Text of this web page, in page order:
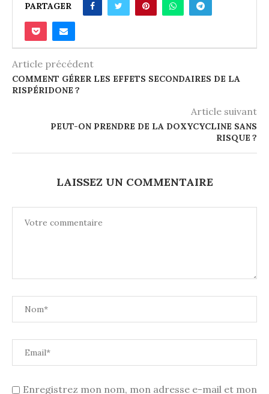
PARTAGER
Article précédent
COMMENT GÉRER LES EFFETS SECONDAIRES DE LA
RISPÉRIDONE ?
Article suivant
PEUT-ON PRENDRE DE LA DOXYCYCLINE SANS
RISQUE ?
LAISSEZ UN COMMENTAIRE
Enregistrez mon nom, mon adresse e-mail et mon